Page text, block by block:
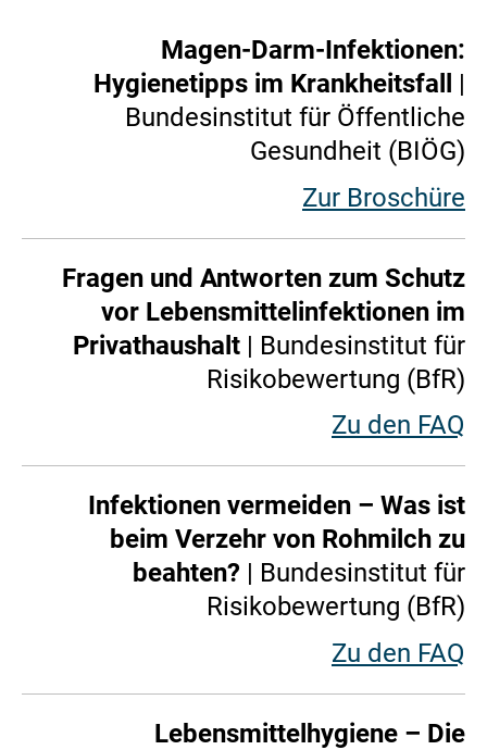
Magen-Darm-Infektionen:
Hygienetipps im Krankheitsfall
|
Bundesinstitut für Öffentliche
Gesundheit (BIÖG)
Zur Broschüre
Fragen und Antworten zum Schutz
vor Lebensmittelinfektionen im
Privathaushalt | Bundesinstitut für
Risikobewertung (BfR)
Zu den FAQ
Infektionen vermeiden – Was ist
beim Verzehr von Rohmilch zu
beahten? | Bundesinstitut für
Risikobewertung (BfR)
Zu den FAQ
Lebensmittelhygiene – Die